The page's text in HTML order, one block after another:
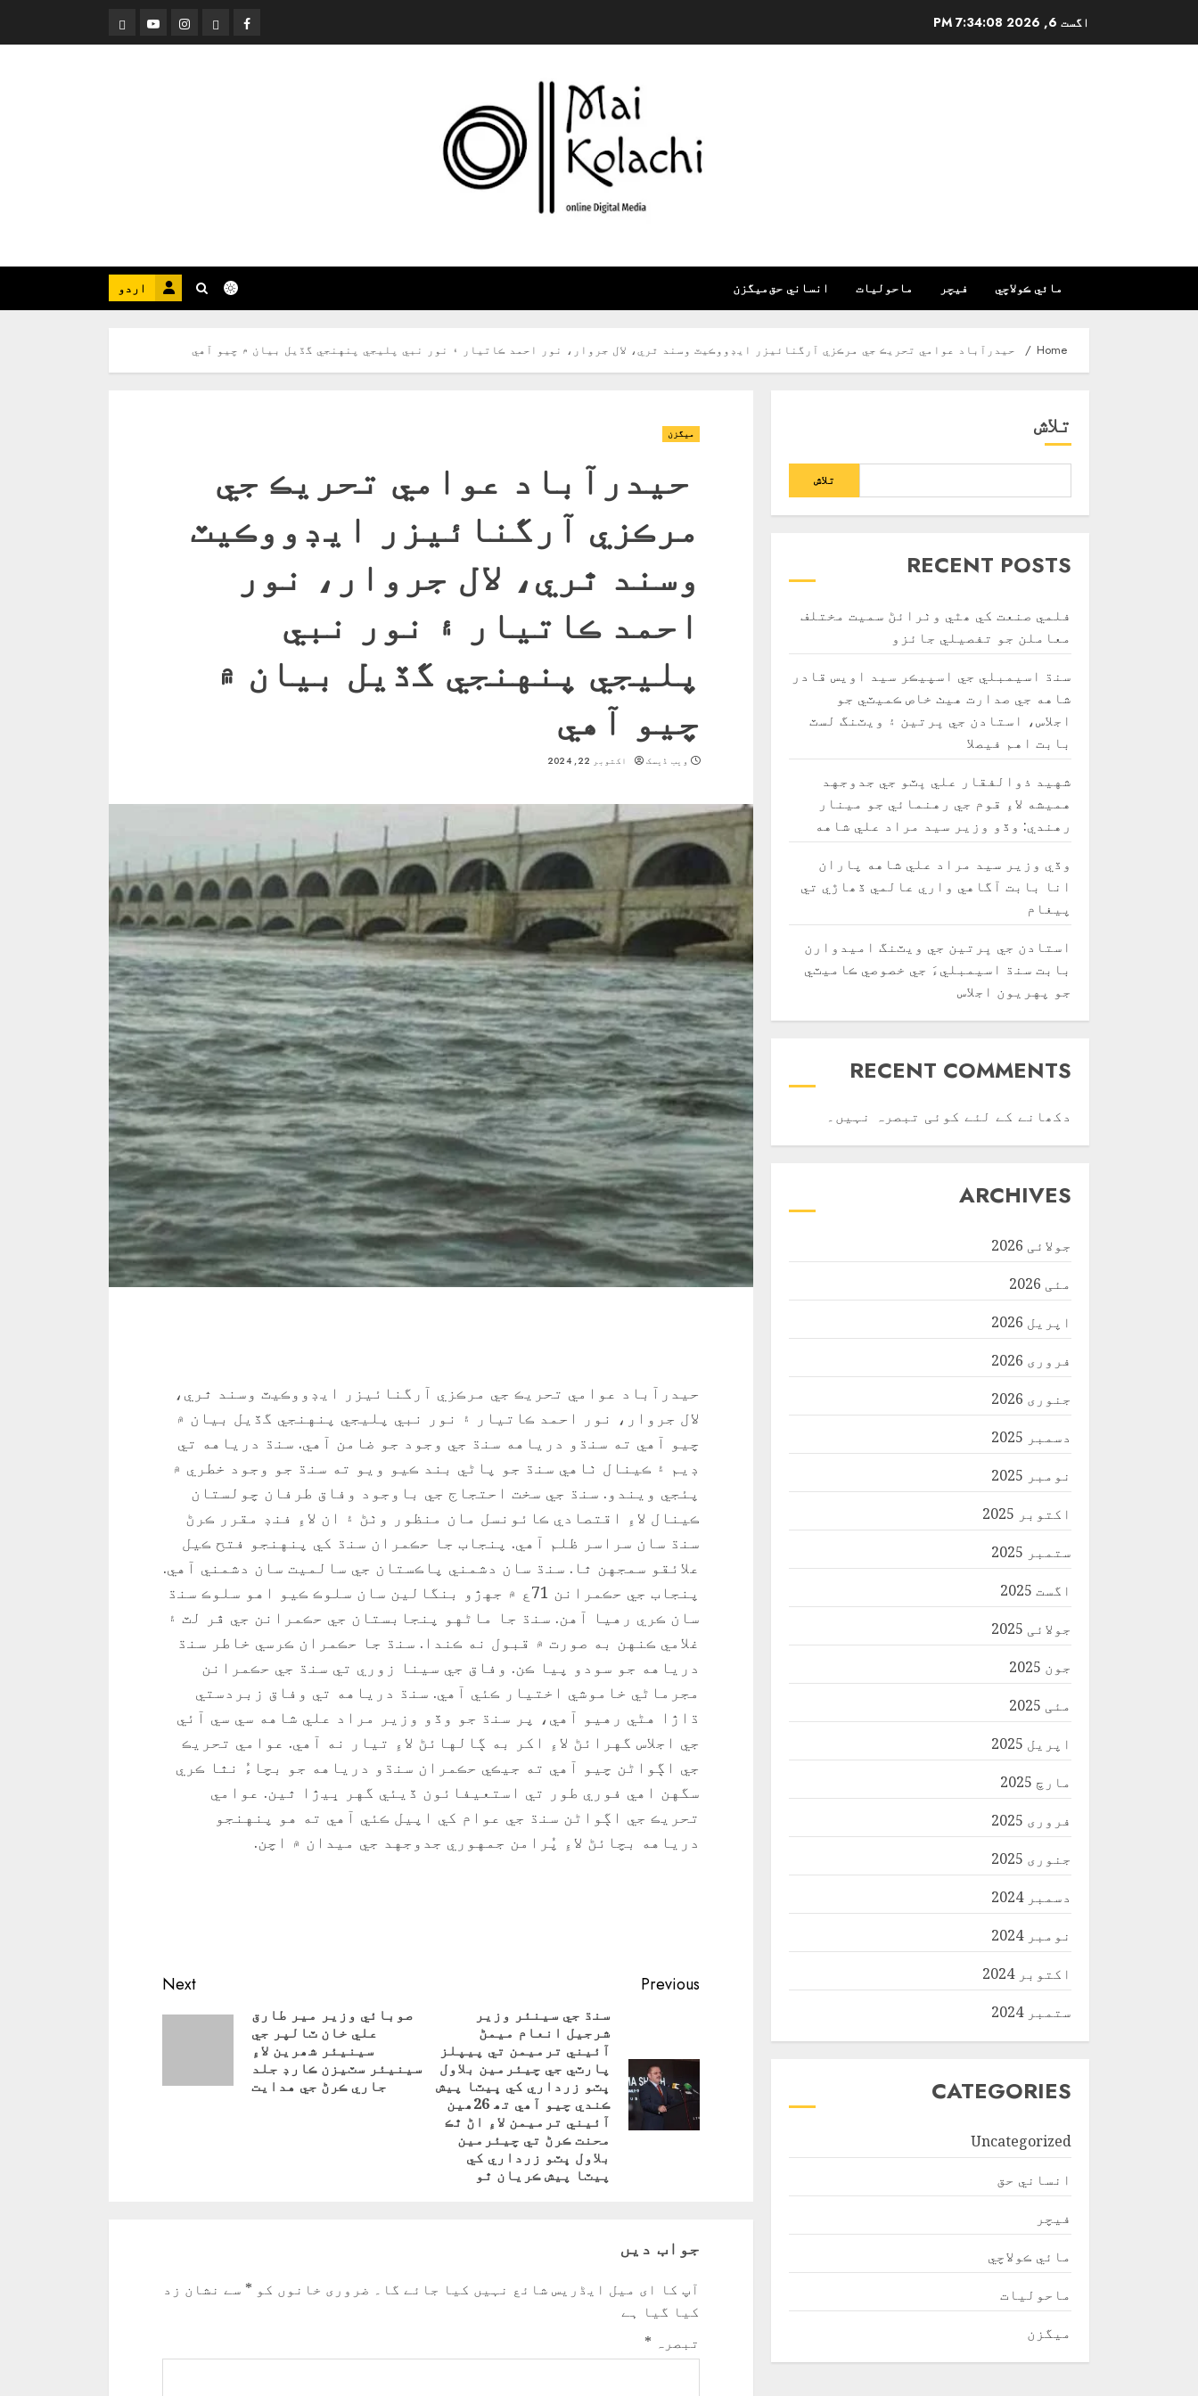
اگست 6, 2026 7:34:09 PM
Facebook
Instagram
YouTube
Threads
مائي ڪولاچي فیچر ماحولیات انساني حقميگزن اردو
Home حيدرآباد عوامي تحريڪ جي مرڪزي آرگنائيزر ايڊووڪيٽ وسند ٿري، لال جروار، نور احمد ڪاتيار ۽ نور نبي پليجي پنهنجي گڏيل بيان ۾ چيو آهي
ميگزن
حيدرآباد عوامي تحريڪ جي
مرڪزي آرگنائيزر ايڊووڪيٽ
وسند ٿري، لال جروار، نور
احمد ڪاتيار ۽ نور نبي
پليجي پنهنجي گڏيل بيان ۾
چيو آهي
ویب ڈیسک اکتوبر 22, 2024
حيدرآباد عوامي تحريڪ جي مرڪزي آرگنائيزر ايڊووڪيٽ وسند ٿري،
لال جروار، نور احمد ڪاتيار ۽ نور نبي پليجي پنهنجي گڏيل بيان ۾
چيو آهي ته سنڌو درياهه سنڌ جي وجود جو ضامن آهي. سنڌ درياهه تي
ڊيم ۽ ڪينال ٺاهي سنڌ جو پاڻي بند ڪيو ويو ته سنڌ جو وجود خطري ۾
پئجي ويندو. سنڌ جي سخت احتجاج جي باوجود وفاق طرفان چولستان
ڪينال لاءِ اقتصادي ڪائونسل مان منظور وٺڻ ۽ ان لاءِ فنڊ مقرر ڪرڻ
سنڌ سان سراسر ظلم آهي. پنجاب جا حڪمران سنڌ کي پنهنجو فتح ڪيل
علائقو سمجهن ٿا. سنڌ سان دشمني پاڪستان جي سالميت سان دشمني آهي.
پنجاب جي حڪمرانن 71ع ۾ جهڙو بنگالين سان سلوڪ ڪيو اهو سلوڪ سنڌ
سان ڪري رهيا آهن. سنڌ جا ماڻهو پنجابستان جي حڪمرانن جي ڦر لٽ ۽
غلامي ڪنهن به صورت ۾ قبول نه ڪندا. سنڌ جا حڪمران ڪرسي خاطر سنڌ
درياهه جو سودو پيا ڪن. وفاق جي سينا زوري تي سنڌ جي حڪمرانن
مجرماڻي خاموشي اختيار ڪئي آهي. سنڌ درياهه تي وفاق زبردستي
ڌاڙا هڻي رهيو آهي، پر سنڌ جو وڏو وزير مراد علي شاهه سي سي آئي
جي اجلاس گهرائڻ لاءِ اکر به ڳالهائڻ لاءِ تيار نه آهي. عوامي تحريڪ
جي اڳواڻن چيو آهي ته جيڪي حڪمران سنڌو درياهه جو بچاءُ نٿا ڪري
سگهن اهي فوري طور تي استعيفائون ڏيئي گهر ڀيڙا ٿين. عوامي
تحريڪ جي اڳواڻن سنڌ جي عوام کي اپيل ڪئي آهي ته هو پنهنجو
درياهه بچائڻ لاءِ پُرامن جمهوري جدوجهد جي ميدان ۾ اچن.
Continue
Reading
Previous
Previous
سنڌ جي سينئر وزير
شرجيل انعام ميمڻ
آئيني ترميمن تي پيپلز
پارٽي جي چيئرمين بلاول
ڀٽو زرداري کي ڀيٽا پيش
ڪندي چيو آھي تھ 26ھين
آئيني ترميمن لاءِ اڻ ٿڪ
محنت ڪرڻ تي چيئرمين
بلاول ڀٽو زرداري کي
پيٽا پيش ڪريان ٿو
Next
post:
صوبائي وزير مير طارق
علي خان ٽالپر جي
سينيئر شھرين لاءِ
سينيئر سٽيزن ڪارڊ جلد
جاري ڪرڻ جي هدايت
جواب دیں
آپ کا ای میل ایڈریس شائع نہیں کیا جائے گا۔ ضروری خانوں کو * سے نشان زد
کیا گیا ہے
تبصرہ *
تلاش
تلاش
RECENT POSTS
فلمي صنعت کي ھٿي وٺرائڻ سميت مختلف
معاملن جو تفصيلي جائزو
سنڌ اسيمبلي جي اسپيڪر سيد اويس قادر
شاهه جي صدارت هيٺ خاص ڪميٽي جو
اجلاس، استادن جي ڀرتين ۽ ويٽنگ لسٽ
بابت اهم فيصلا
شهيد ذوالفقار علي ڀٽو جي جدوجهد
هميشه لاءِ قوم جي رهنمائي جو مينار
رهندي: وڏو وزير سيد مراد علي شاهه
وڏي وزير سيد مراد علي شاهه پاران
انا بابت آگاهي واري عالمي ڏھاڙي تي
پيغام
استادن جي ڀرتين جي ويٽنگ اميدوارن
بابت سنڌ اسيمبليءَ جي خصوصي ڪاميٽي
جو پهريون اجلاس
RECENT COMMENTS
دکھانے کے لئے کوئی تبصرہ نہیں۔
ARCHIVES
جولائی 2026
مئی 2026
اپریل 2026
فروری 2026
جنوری 2026
دسمبر 2025
نومبر 2025
اکتوبر 2025
ستمبر 2025
اگست 2025
جولائی 2025
جون 2025
مئی 2025
اپریل 2025
مارچ 2025
فروری 2025
جنوری 2025
دسمبر 2024
نومبر 2024
اکتوبر 2024
ستمبر 2024
CATEGORIES
Uncategorized
انساني حق
فیچر
مائي ڪولاچي
ماحولیات
ميگزن